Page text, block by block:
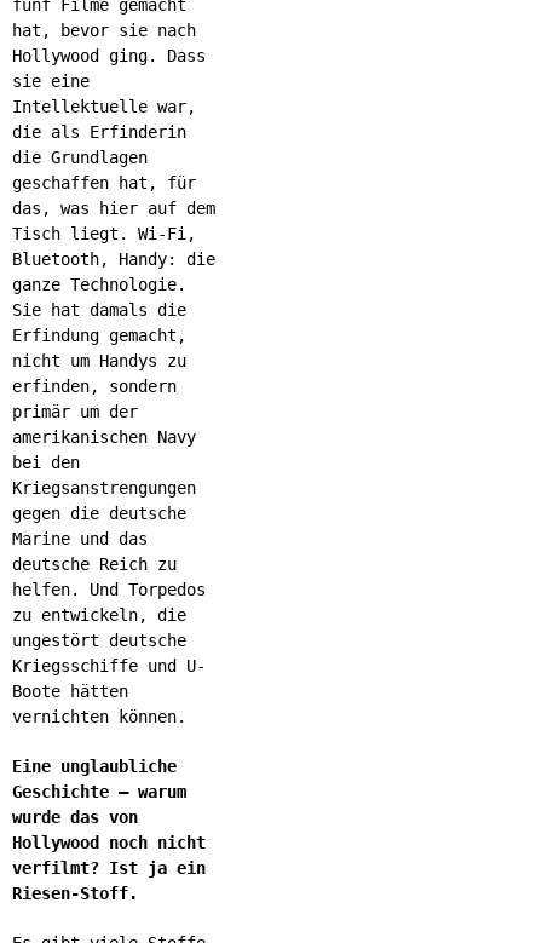
fünf Filme gemacht
hat, bevor sie nach
Hollywood ging. Dass
sie eine
Intellektuelle war,
die als Erfinderin
die Grundlagen
geschaffen hat, für
das, was hier auf dem
Tisch liegt. Wi-Fi,
Bluetooth, Handy: die
ganze Technologie.
Sie hat damals die
Erfindung gemacht,
nicht um Handys zu
erfinden, sondern
primär um der
amerikanischen Navy
bei den
Kriegsanstrengungen
gegen die deutsche
Marine und das
deutsche Reich zu
helfen. Und Torpedos
zu entwickeln, die
ungestört deutsche
Kriegsschiffe und U-
Boote hätten
vernichten können.
Eine unglaubliche
Geschichte – warum
wurde das von
Hollywood noch nicht
verfilmt? Ist ja ein
Riesen-Stoff.